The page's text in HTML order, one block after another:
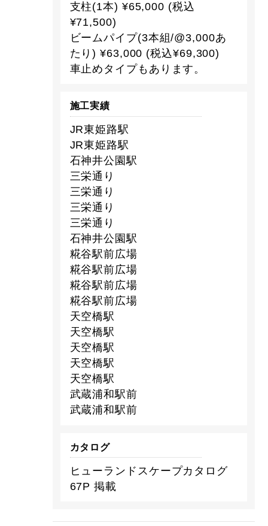
支柱(1本) ¥65,000 (税込
¥71,500)
ビームパイプ(3本組/@3,000あ
たり) ¥63,000 (税込¥69,300)
車止めタイプもあります。
施工実績
JR東姫路駅
JR東姫路駅
石神井公園駅
三栄通り
三栄通り
三栄通り
三栄通り
石神井公園駅
糀谷駅前広場
糀谷駅前広場
糀谷駅前広場
糀谷駅前広場
天空橋駅
天空橋駅
天空橋駅
天空橋駅
天空橋駅
武蔵浦和駅前
武蔵浦和駅前
カタログ
ヒューランドスケープカタログ
67P 掲載